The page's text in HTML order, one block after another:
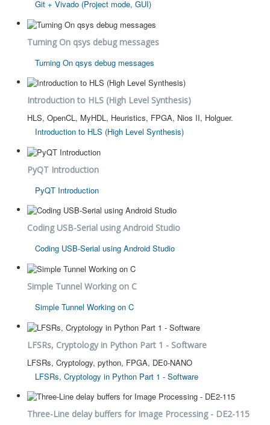
Git + Vivado (Project mode, GUI)
Turning On qsys debug messages
Turning On qsys debug messages
Introduction to HLS (High Level Synthesis)
HLS, OpenCL, MyHDL, Heuristics, FPGA, Nios II, Holguer.
Introduction to HLS (High Level Synthesis)
PyQT Introduction
PyQT Introduction
Coding USB-Serial using Android Studio
Coding USB-Serial using Android Studio
Simple Tunnel Working on C
Simple Tunnel Working on C
LFSRs, Cryptology in Python Part 1 - Software
LFSRs, Cryptology, python, FPGA, DE0-NANO
LFSRs, Cryptology in Python Part 1 - Software
Three-Line delay buffers for Image Processing - DE2-115